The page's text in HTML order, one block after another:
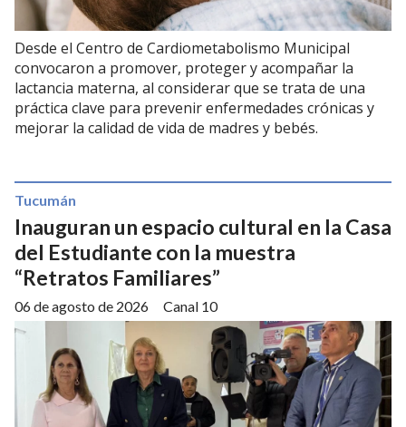
Desde el Centro de Cardiometabolismo Municipal
convocaron a promover, proteger y acompañar la
lactancia materna, al considerar que se trata de una
práctica clave para prevenir enfermedades crónicas y
mejorar la calidad de vida de madres y bebés.
Inauguran un espacio cultural en la Casa
del Estudiante con la muestra
“Retratos Familiares”
Canal 10
Tucumán
06 de agosto de 2026